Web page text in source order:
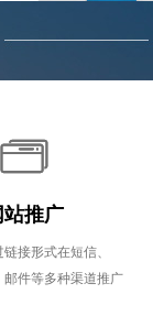
站推广
接形式在短信、
邮件等多种渠道推广